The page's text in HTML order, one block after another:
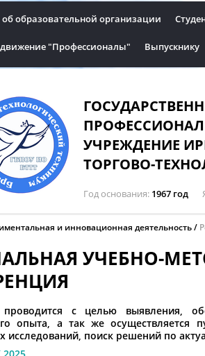
об образовательной организации
"Профессионалы" Выпускнику
УЧРЕЖДЕНИЕ
ТОРГОВО-
Год основания 1967 год
и инновационная деятельность
УЧЕБНО-
с целью выявления,
опыта, а так же осуществляется
исследований, поиск решений по